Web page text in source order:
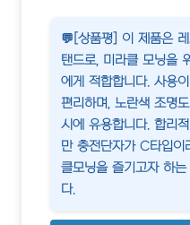
💬[상품평] 이 제품은
탠드로, 미라클 모닝을
에게 적합합니다. 사용
편리하며, 노란색 조명
시에 유용합니다. 합리
만 충전단자가 C타입이
클모닝을 즐기고자 하
다.